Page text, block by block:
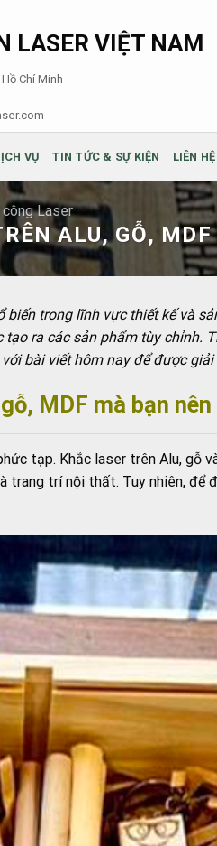
LASER VIỆT NAM
Chí Minh
VỤ TIN TỨC & SỰ KIỆN LIÊN HỆ
công Laser
ALU, GỖ, MDF
trong lĩnh vực thiết kế và
ra các sản phẩm tùy chỉnh.
bài viết hôm nay để được
MDF mà bạn nên
tạp. Khắc laser trên Alu, gỗ
trang trí nội thất. Tuy nhiên,